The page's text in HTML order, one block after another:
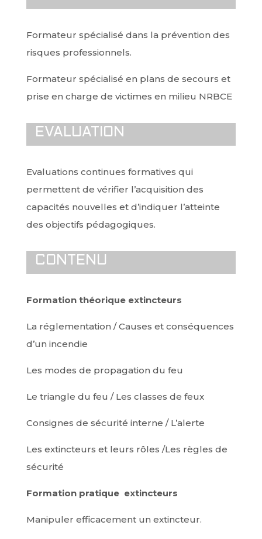
Formateur spécialisé dans la prévention des
risques professionnels.
Formateur spécialisé en plans de secours et
prise en charge de victimes en milieu NRBCE
EVALUATION
Evaluations continues formatives qui
permettent de vérifier l’acquisition des
capacités nouvelles et d’indiquer l’atteinte
des objectifs pédagogiques.
CONTENU
Formation théorique extincteurs
La réglementation / Causes et conséquences
d’un incendie
Les modes de propagation du feu
Le triangle du feu / Les classes de feux
Consignes de sécurité interne / L’alerte
Les extincteurs et leurs rôles /Les règles de
sécurité
Formation pratique extincteurs
Manipuler efficacement un extincteur.